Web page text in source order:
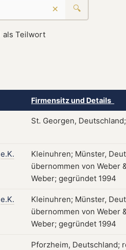
× 🔍
als Teilwort
Firmensitz und Details
St. Georgen,
e.K.
Kleinuhren; Münster,
übernommen von Weber
Weber; gegründet 1994
e.K.
Kleinuhren; Münster,
übernommen von Weber
Weber; gegründet 1994
Pforzheim, Deutschland;